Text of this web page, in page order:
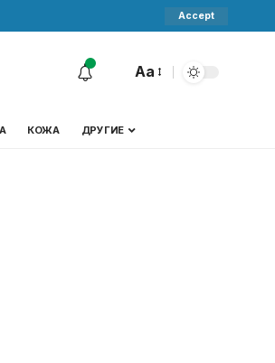
Accept
Aa
КОЖА ДРУГИЕ